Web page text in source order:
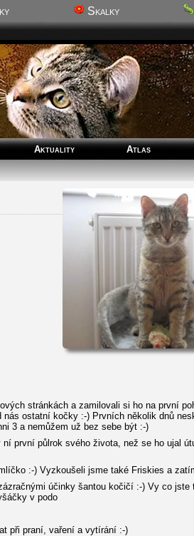
Skalky
Aktuality Atlas
stránkách a zamilovali si ho na první
ostatní kočky :-) Prvních několik dnů
3 a nemůžem už bez sebe být :-)
první půlrok svého života, než se ho ujal
:-) Vyzkoušeli jsme také Friskies a
účinky šantou kočičí :-) Vy co jste
v podo
při praní, vaření a vytírání :-)